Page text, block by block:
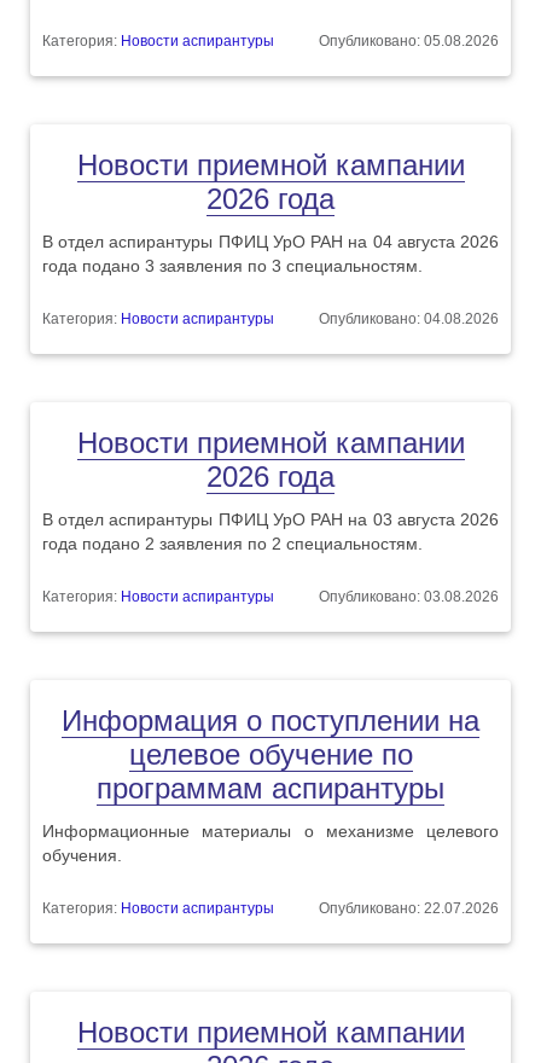
Категория: Новости аспирантуры Опубликовано: 05.08.2026
Новости приемной кампании
2026 года
В отдел аспирантуры ПФИЦ УрО РАН на 04 августа 2026
года подано 3 заявления по 3 специальностям.
Категория: Новости аспирантуры Опубликовано: 04.08.2026
Новости приемной кампании
2026 года
В отдел аспирантуры ПФИЦ УрО РАН на 03 августа 2026
года подано 2 заявления по 2 специальностям.
Категория: Новости аспирантуры Опубликовано: 03.08.2026
Информация о поступлении на
целевое обучение по
программам аспирантуры
Информационные материалы о механизме целевого
обучения.
Категория: Новости аспирантуры Опубликовано: 22.07.2026
Новости приемной кампании